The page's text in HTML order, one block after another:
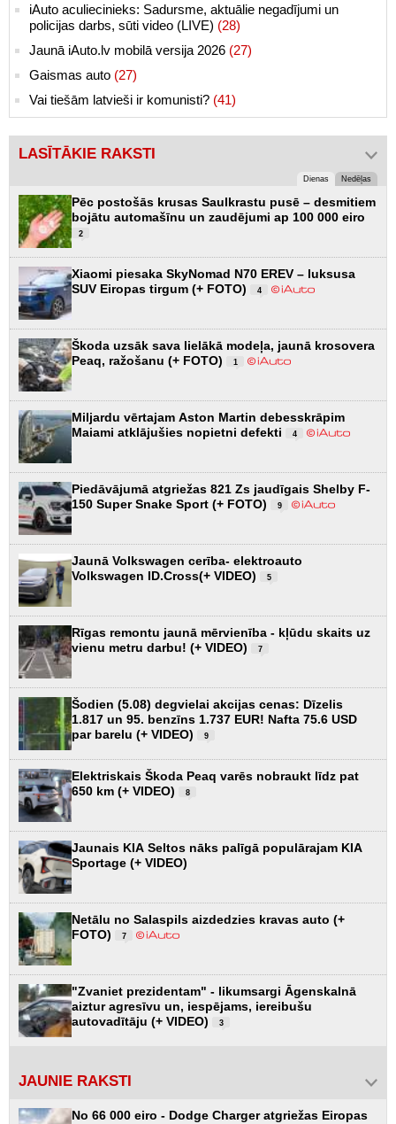
iAuto aculiecinieks: Sadursme, aktuālie negadījumi un
policijas darbs, sūti video (LIVE) (28)
Jaunā iAuto.lv mobilā versija 2026 (27)
Gaismas auto (27)
Vai tiešām latvieši ir komunisti? (41)
LASĪTĀKIE RAKSTI
Dienas Nedēļas
Pēc postošās krusas Saulkrastu pusē – desmitiem
bojātu automašīnu un zaudējumi ap 100 000 eiro
2
Xiaomi piesaka SkyNomad N70 EREV – luksusa
SUV Eiropas tirgum (+ FOTO)
4
Škoda uzsāk sava lielākā modeļa, jaunā krosovera
Peaq, ražošanu (+ FOTO)
1
Miljardu vērtajam Aston Martin debesskrāpim
Maiami atklājušies nopietni defekti
4
Piedāvājumā atgriežas 821 Zs jaudīgais Shelby F-
150 Super Snake Sport (+ FOTO)
9
Jaunā Volkswagen cerība- elektroauto
Volkswagen ID.Cross(+ VIDEO)
5
Rīgas remontu jaunā mērvienība - kļūdu skaits uz
vienu metru darbu! (+ VIDEO)
7
Šodien (5.08) degvielai akcijas cenas: Dīzelis
1.817 un 95. benzīns 1.737 EUR! Nafta 75.6 USD
par barelu (+ VIDEO)
9
Elektriskais Škoda Peaq varēs nobraukt līdz pat
650 km (+ VIDEO)
8
Jaunais KIA Seltos nāks palīgā populārajam KIA
Sportage (+ VIDEO)
Netālu no Salaspils aizdedzies kravas auto (+
FOTO)
7
"Zvaniet prezidentam" - likumsargi Āgenskalnā
aiztur agresīvu un, iespējams, iereibušu
autovadītāju (+ VIDEO)
3
JAUNIE RAKSTI
No 66 000 eiro - Dodge Charger atgriežas Eiropas